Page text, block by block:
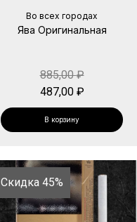
Во всех городах
Ява Оригинальная
885,00₽
487,00 ₽
В корзину
Скидка 45%